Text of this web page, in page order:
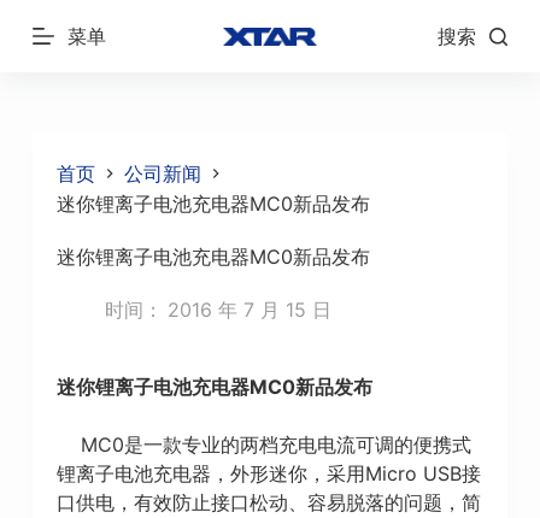
跳
菜单 搜索
首页
公司新闻
迷你锂离子电池充电器MC0新品发布
迷你锂离子电池充电器MC0新品发布
时间： 2016 年 7 月 15 日
迷你锂离子电池充电器MC0新品发布
MC0是一款专业的两档充电电流可调的便携式
锂离子电池充电器，外形迷你，采用Micro USB接
口供电，有效防止接口松动、容易脱落的问题，简